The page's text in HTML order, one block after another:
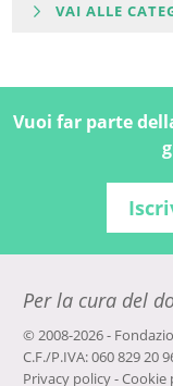
VAI ALLE
Vuoi far parte
Per la cura del
© 2008-2026 -
C.F./P.IVA: 060 829 20
Privacy policy-Cookie